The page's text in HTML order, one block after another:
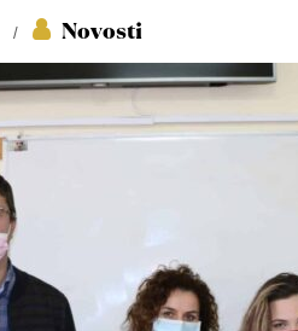
/ Novosti